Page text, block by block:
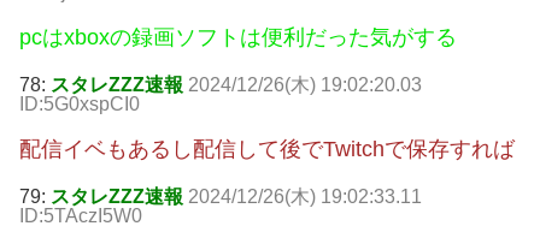
pcはxboxの録画ソフトは便利だった気がする
78: スタレZZZ速報 2024/12/26(木) 19:02:20.03
ID:5G0xspCI0
配信イベもあるし配信して後でTwitchで保存すれば
79: スタレZZZ速報 2024/12/26(木) 19:02:33.11
ID:5TAczI5W0